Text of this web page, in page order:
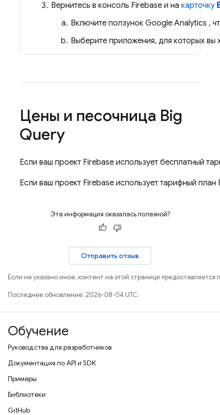
Вернитесь в консоль Firebase и на карточку
Включите ползунок Google Analytics ,
Выберите приложения, для которых вы
Цены и песочница Big
Query
Если ваш проект Firebase использует бесплатный
Если ваш проект Firebase использует тарифный
Эта информация оказалась полезной?
Отправить отзыв
Если не указано иное, контент на этой странице предоставляется
Последнее обновление: 2026-08-04 UTC.
Обучение
Руководства для разработчиков
Документация по API и SDK
Примеры
Библиотеки
GitHub